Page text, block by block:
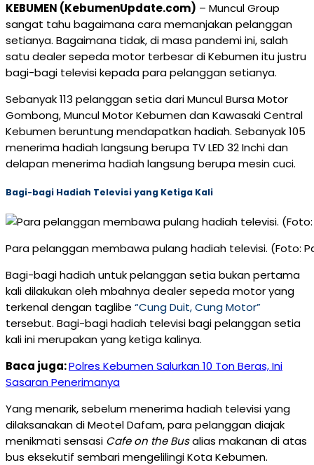
KEBUMEN (KebumenUpdate.com) – Muncul Group
sangat tahu bagaimana cara memanjakan pelanggan
setianya. Bagaimana tidak, di masa pandemi ini, salah
satu dealer sepeda motor terbesar di Kebumen itu justru
bagi-bagi televisi kepada para pelanggan setianya.
Sebanyak 113 pelanggan setia dari Muncul Bursa Motor
Gombong, Muncul Motor Kebumen dan Kawasaki Central
Kebumen beruntung mendapatkan hadiah. Sebanyak 105
menerima hadiah langsung berupa TV LED 32 Inchi dan
delapan menerima hadiah langsung berupa mesin cuci.
Bagi-bagi Hadiah Televisi yang Ketiga Kali
Para pelanggan membawa pulang hadiah televisi. (Foto:
Bagi-bagi hadiah untuk pelanggan setia bukan pertama
kali dilakukan oleh mbahnya dealer sepeda motor yang
terkenal dengan taglibe “Cung Duit, Cung Motor”
tersebut. Bagi-bagi hadiah televisi bagi pelanggan setia
kali ini merupakan yang ketiga kalinya.
Baca juga:Polres Kebumen Salurkan 10 Ton Beras, Ini
Sasaran Penerimanya
Yang menarik, sebelum menerima hadiah televisi yang
dilaksanakan di Meotel Dafam, para pelanggan diajak
menikmati sensasi Cafe on the Busalias makanan di atas
bus eksekutif sembari mengelilingi Kota Kebumen.